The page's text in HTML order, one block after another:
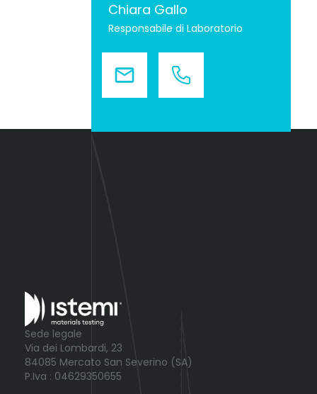
Chiara Gallo
Responsabile di Laboratorio
Sede legale
Via dei Lombardi, 23
84085 Mercato San Severino (SA)
P.Iva : 04629350655